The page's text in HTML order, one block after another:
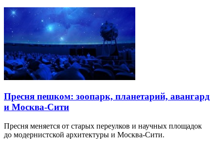
Пресня пешком: зоопарк, планетарий, авангард
и Москва-Сити
Пресня меняется от старых переулков и научных площадок
до модернистской архитектуры и Москва-Сити.